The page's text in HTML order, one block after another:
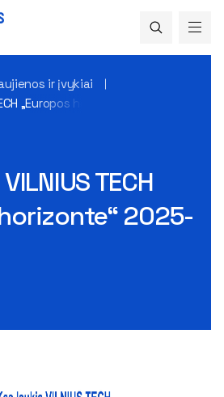
ir įvykiai
„Europos horizonte“ 2025-aisiais?
TECH
2025-